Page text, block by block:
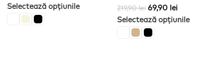
Selectează opțiunile
219,90lei 69,90 lei
Selectează opțiunile